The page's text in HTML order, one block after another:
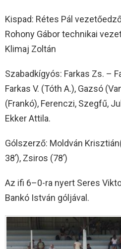
Kispad: Rétes Pál
Rohony Gábor technikai
Klimaj Zoltán
Szabadkígyós: Farkas Zs. –
Farkas V. (Tóth A.), Gazsó
(Frankó), Ferenczi, Szegfű,
Ekker Attila.
Gólszerző: Moldván
38’), Zsiros (78’)
Az ifi 6–0-ra nyert Seres
Bankó István góljával.